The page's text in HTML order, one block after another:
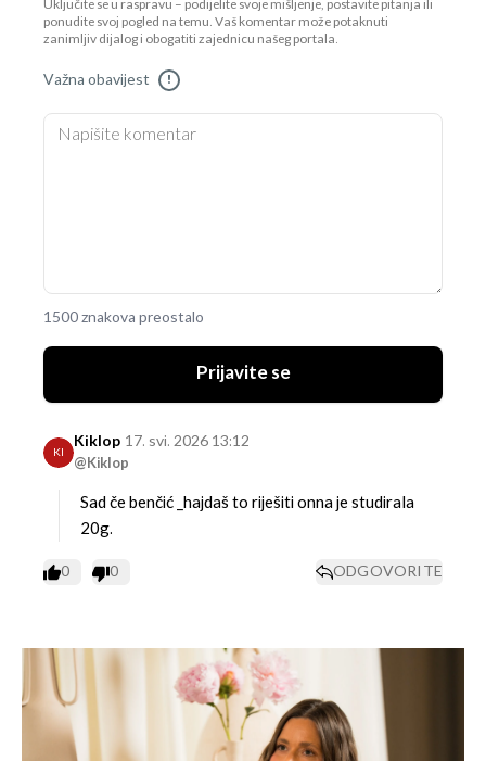
Uključite se u raspravu – podijelite svoje mišljenje, postavite pitanja ili
ponudite svoj pogled na temu. Vaš komentar može potaknuti
zanimljiv dijalog i obogatiti zajednicu našeg portala.
Važna obavijest !
1500 znakova preostalo
Prijavite se
KI
Kiklop
@Kiklop
17. svi. 2026 13:12
Sad če benčić _hajdaš to riješiti onna je studirala
20g.
0 0 ODGOVORITE